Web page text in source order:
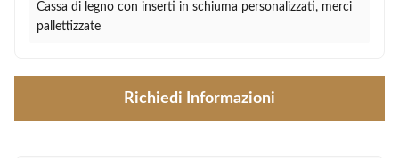
Cassa di legno con inserti in schiuma personalizzati, merci
pallettizzate
Richiedi Informazioni